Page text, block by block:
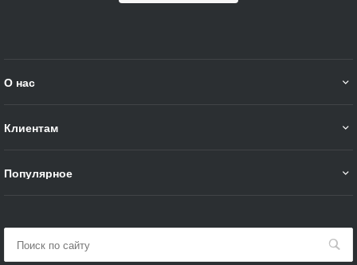
О нас
Клиентам
Популярное